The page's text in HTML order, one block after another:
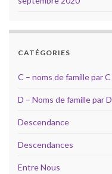
CATÉGORIES
C – noms de famille par C
D – Noms de famille par D
Descendance
Descendances
Entre Nous